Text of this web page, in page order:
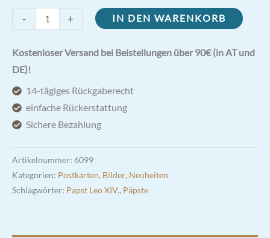
-
Gebetsfaltkarte
Papst
Leo
XIV.
Menge
+ IN DEN WARENKORB
Kostenloser Versand bei Beistellungen über 90€ (in AT und
DE)!
14-tägiges Rückgaberecht
einfache Rückerstattung
Sichere Bezahlung
Artikelnummer: 6099
Kategorien: Postkarten, Bilder, Neuheiten
Schlagwörter: Papst Leo XIV., Päpste